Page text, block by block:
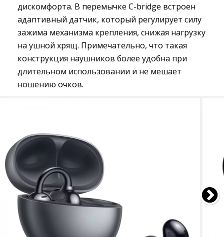
дискомфорта. В перемычке C-bridge встроен
адаптивный датчик, который регулирует силу
зажима механизма крепления, снижая нагрузку
на ушной хрящ. Примечательно, что такая
конструкция наушников более удобна при
длительном использовании и не мешает
ношению очков.